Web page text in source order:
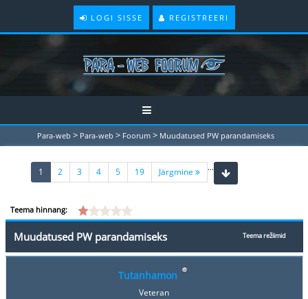
LOGI SISSE REGISTREERI
Para-web > Para-web > Foorum > Muudatused PW parandamiseks
1 (current)
2 3 4 5 ...
19 Järgmine
Teema hinnang:
Teema režiimid
Muudatused PW parandamiseks
Tutanhamon
Veteran